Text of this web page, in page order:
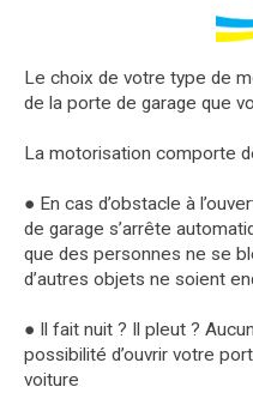
Le choix de votre type de
de la porte de garage que
La motorisation comporte
● En cas d’obstacle à
de garage s’arrête
que des personnes ne se
d’autres objets ne soient
● Il fait nuit ? Il pleut ?
possibilité d’ouvrir votre
voiture